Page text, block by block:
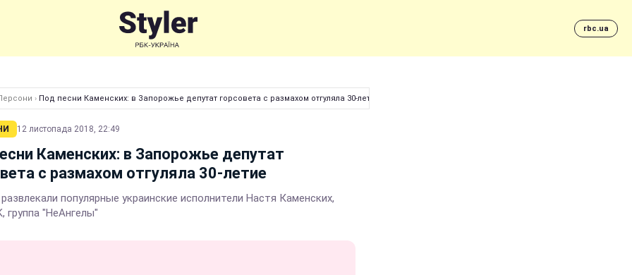
rbc.ua
› Под песни Каменских: в Запорожье депутат горсовета с размахом отгуляла 30-летие
12 листопада 2018, 22:49
Каменских: в Запорожье депутат
с размахом отгуляла 30-летие
популярные украинские исполнители Настя Каменских,
группа "НеАнгелы"